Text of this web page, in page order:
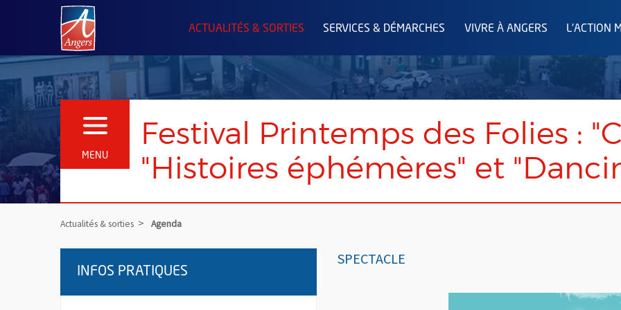
Angers.fr : Retour à l'accueil
ACTUALITÉS & SORTIES SERVICES & DÉMARCHES VIVRE À ANGERS L'ACTION
MENU
OUVRIR LE MENU
Festival Printemps des Folies :
"Histoires éphémères" et
Actualités & sorties Agenda
SPECTACLE
INFOS PRATIQUES